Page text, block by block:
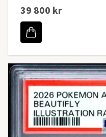
39 800 kr